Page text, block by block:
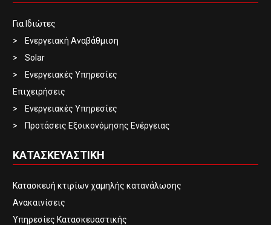
Για Ιδιώτες
Ενεργειακή Αναβάθμιση
Solar
Ενεργειακές Υπηρεσίες
Επιχειρήσεις
Ενεργειακές Υπηρεσίες
Προτάσεις Εξοικονόμησης Ενέργειας
ΚΑΤΑΣΚΕΥΑΣΤΙΚΗ
Κατασκευή κτιρίων χαμηλής κατανάλωσης
Ανακαινίσεις
Υπηρεσίες Κατασκευαστικής